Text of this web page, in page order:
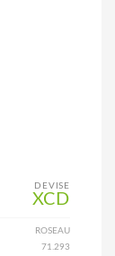
DEVISE
XCD
ROSEAU
71.293